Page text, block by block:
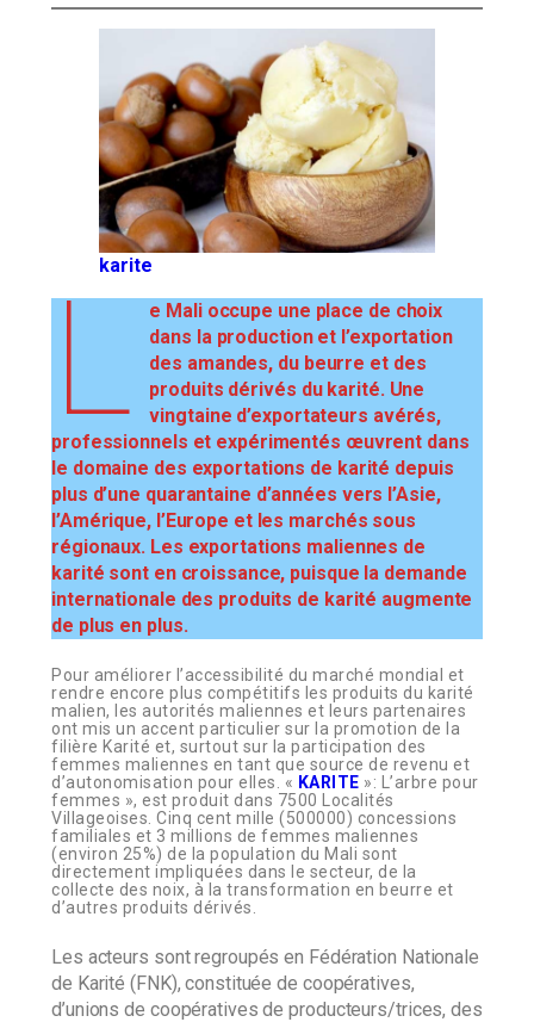
karite
L
e Mali occupe une place de choix
dans la production et l’exportation
des amandes, du beurre et des
produits dérivés du karité. Une
vingtaine d’exportateurs avérés,
professionnels et expérimentés œuvrent dans
le domaine des exportations de karité depuis
plus d’une quarantaine d’années vers l’Asie,
l’Amérique, l’Europe et les marchés sous
régionaux. Les exportations maliennes de
karité sont en croissance, puisque la demande
internationale des produits de karité augmente
de plus en plus.
Pour améliorer l’accessibilité du marché mondial et
rendre encore plus compétitifs les produits du karité
malien, les autorités maliennes et leurs partenaires
ont mis un accent particulier sur la promotion de la
filière Karité et, surtout sur la participation des
femmes maliennes en tant que source de revenu et
d’autonomisation pour elles. « KARITE »: L’arbre pour
femmes », est produit dans 7500 Localités
Villageoises. Cinq cent mille (500000) concessions
familiales et 3 millions de femmes maliennes
(environ 25%) de la population du Mali sont
directement impliquées dans le secteur, de la
collecte des noix, à la transformation en beurre et
d’autres produits dérivés.
Les acteurs sont regroupés en Fédération Nationale
de Karité (FNK), constituée de coopératives,
d’unions de coopératives de producteurs/trices, des